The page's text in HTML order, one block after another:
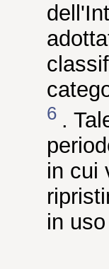
6 .
in cui
in